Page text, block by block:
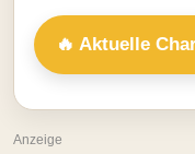
🔥 Aktuelle
Anzeige